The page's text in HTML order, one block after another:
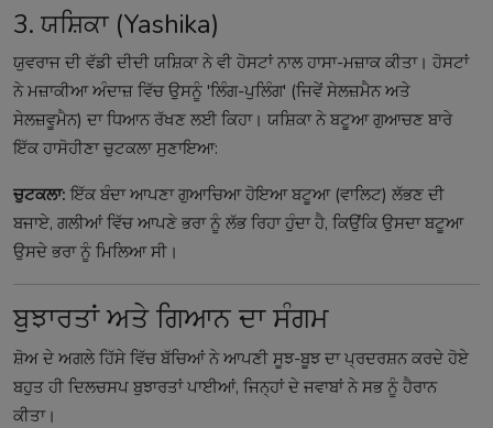
3. ਯਸ਼ਿਕਾ (Yashika)
ਯੁਵਰਾਜ ਦੀ ਵੱਡੀ ਦੀਦੀ ਯਸ਼ਿਕਾ ਨੇ ਵੀ ਹੋਸਟਾਂ ਨਾਲ ਹਾਸਾ-ਮਜ਼ਾਕ ਕੀਤਾ। ਹੋਸਟਾਂ
ਨੇ ਮਜ਼ਾਕੀਆ ਅੰਦਾਜ਼ ਵਿੱਚ ਉਸਨੂੰ 'ਲਿੰਗ-ਪੁਲਿੰਗ' (ਜਿਵੇਂ ਸੇਲਜ਼ਮੈਨ ਅਤੇ
ਸੇਲਜ਼ਵੂਮੈਨ) ਦਾ ਧਿਆਨ ਰੱਖਣ ਲਈ ਕਿਹਾ। ਯਸ਼ਿਕਾ ਨੇ ਬਟੂਆ ਗੁਆਚਣ ਬਾਰੇ
ਇੱਕ ਹਾਸੋਹੀਣਾ ਚੁਟਕਲਾ ਸੁਣਾਇਆ:
ਚੁਟਕਲਾ: ਇੱਕ ਬੰਦਾ ਆਪਣਾ ਗੁਆਚਿਆ ਹੋਇਆ ਬਟੂਆ (ਵਾਲਿਟ) ਲੱਭਣ ਦੀ
ਬਜਾਏ, ਗਲੀਆਂ ਵਿੱਚ ਆਪਣੇ ਭਰਾ ਨੂੰ ਲੱਭ ਰਿਹਾ ਹੁੰਦਾ ਹੈ, ਕਿਉਂਕਿ ਉਸਦਾ ਬਟੂਆ
ਉਸਦੇ ਭਰਾ ਨੂੰ ਮਿਲਿਆ ਸੀ।
ਬੁਝਾਰਤਾਂ ਅਤੇ ਗਿਆਨ ਦਾ ਸੰਗਮ
ਸ਼ੋਅ ਦੇ ਅਗਲੇ ਹਿੱਸੇ ਵਿੱਚ ਬੱਚਿਆਂ ਨੇ ਆਪਣੀ ਸੂਝ-ਬੂਝ ਦਾ ਪ੍ਰਦਰਸ਼ਨ ਕਰਦੇ ਹੋਏ
ਬਹੁਤ ਹੀ ਦਿਲਚਸਪ ਬੁਝਾਰਤਾਂ ਪਾਈਆਂ, ਜਿਨ੍ਹਾਂ ਦੇ ਜਵਾਬਾਂ ਨੇ ਸਭ ਨੂੰ ਹੈਰਾਨ
ਕੀਤਾ।